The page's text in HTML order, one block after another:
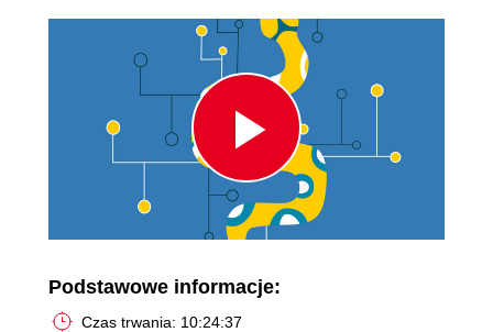
Play
Video
Podstawowe informacje:
Czas trwania: 10:24:37